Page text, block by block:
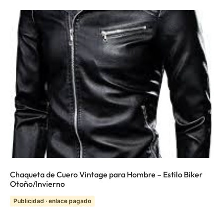
Chaqueta de Cuero Vintage para Hombre – Estilo Biker
Otoño/Invierno
Publicidad · enlace pagado